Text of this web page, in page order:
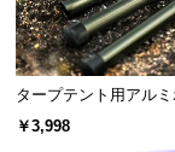
小
型
商
品
の
移動もラクラクな
タープテント用アル
￥3,998